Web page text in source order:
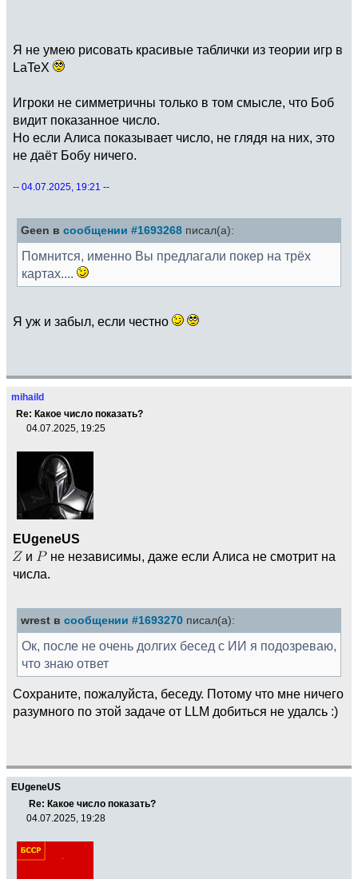
Я не умею рисовать красивые таблички из теории игр в
LaTeX
Игроки не симметричны только в том смысле, что Боб
видит показанное число.
Но если Алиса показывает число, не глядя на них, это
не даёт Бобу ничего.
-- 04.07.2025, 19:21 --
Geen в сообщении #1693268 писал(а):
Помнится, именно Вы предлагали покер на трёх
картах....
Я уж и забыл, если честно
mihaild
Re: Какое число показать?
04.07.2025, 19:25
EUgeneUS
и
не независимы, даже если Алиса не смотрит на
числа.
wrest в сообщении #1693270 писал(а):
Ок, после не очень долгих бесед с ИИ я подозреваю,
что знаю ответ
Сохраните, пожалуйста, беседу. Потому что мне ничего
разумного по этой задаче от LLM добиться не удалсь :)
EUgeneUS
Re: Какое число показать?
04.07.2025, 19:28